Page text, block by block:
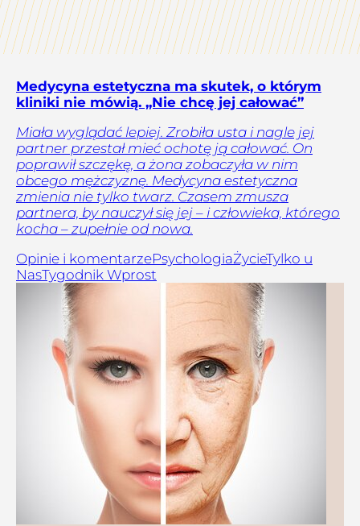
Medycyna estetyczna ma skutek, o którym
kliniki nie mówią. „Nie chcę jej całować”
Miała wyglądać lepiej. Zrobiła usta i nagle jej
partner przestał mieć ochotę ją całować. On
poprawił szczękę, a żona zobaczyła w nim
obcego mężczyznę. Medycyna estetyczna
zmienia nie tylko twarz. Czasem zmusza
partnera, by nauczył się jej – i człowieka, którego
kocha – zupełnie od nowa.
Opinie i komentarzePsychologiaŻycieTylko u
NasTygodnik Wprost